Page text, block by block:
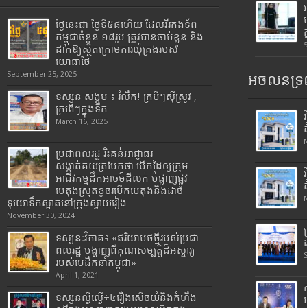
ថ្ងៃនេះជា ថ្ងៃទី៥៨ហើយ ដែលវីរកងទ័ព
កម្ពុជាចំនួន ១៨រូប ត្រូវបានចាប់ខ្លួន និង
ដាក់ឱ្យស្ថិតក្រោមការឃុំគ្រងរបស់
យោធាថៃ
September 25, 2025
ទស្សនៈសង្គម ៖ រំលឹក! ក្របីៗស៊ីស្រូវ ,
ក្រពើៗក្នុងទឹក
March 16, 2025
ប្រជាពលរដ្ឋ រិះគន់អាជ្ញាធរ
សង្កាត់គយត្របែកថា បើកដៃឲ្យក្រុម
អាជីវកម្មដឹកអាចម៍ដីលក់ បំផ្លាញផ្លូវ
បេតុងស្រុតខូចរបើកបេតុងនិងដាច់
ទុយោទឹកស្អាតនៅក្រុងស្វាយរៀង
November 30, 2024
ទស្សនៈវិភាគ៖ «ឥរិយាបថថ្មីរបស់ប្រជា
ពលរដ្ឋ បង្ហាញពីគុណសម្បត្តិដ៏អស្ចារ្យ
របស់មេដឹកនាំកម្ពុជា»
April 1, 2021
ទស្សនល្ងីល្ងើ÷៤រឿងសើចយំនិងកំហឹង
អចលនទ្រ